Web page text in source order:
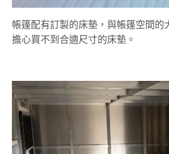
帳篷配有訂製的床墊，與帳篷空間的
擔心買不到合適尺寸的床墊。